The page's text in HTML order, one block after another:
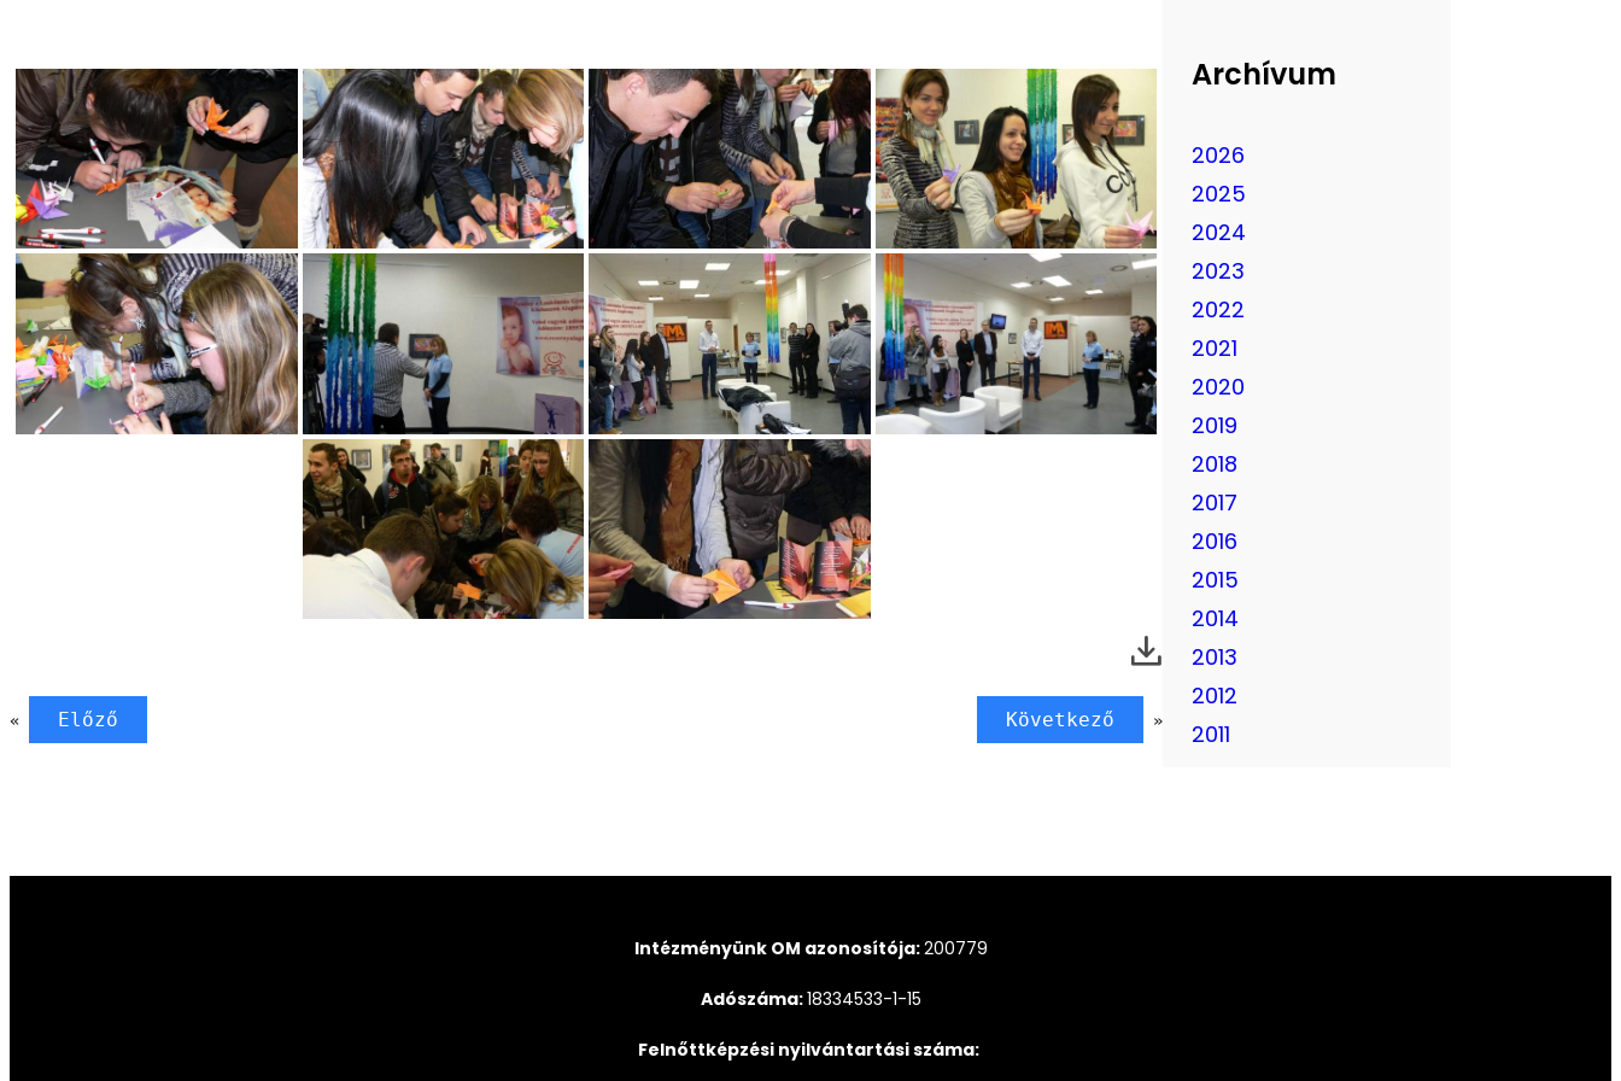
« Előző Következő »
Archívum
2026
2025
2024
2023
2022
2021
2020
2019
2018
2017
2016
2015
2014
2013
2012
2011
Intézményünk OM azonosítója:200779
Adószáma:18334533-1-15
Felnőttképzési nyilvántartási száma: